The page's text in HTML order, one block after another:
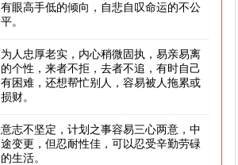
有眼高手低的倾向，自悲自叹命运的不公
平。
为人忠厚老实，内心稍微固执，易亲易离
的个性，来者不拒，去者不追，有时自己
有困难，还想帮忙别人，容易被人拖累或
损财。
意志不坚定，计划之事容易三心两意，中
途变更，但忍耐性佳，可以忍受辛勤劳碌
的生活。